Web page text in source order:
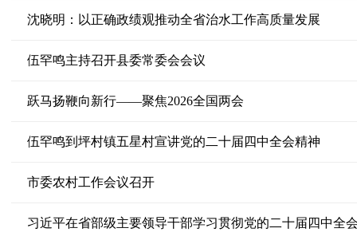
沈晓明：以正确政绩观推动全省治水工作高质量发展
伍罕鸣主持召开县委常委会会议
跃马扬鞭向新行——聚焦2026全国两会
伍罕鸣到坪村镇五星村宣讲党的二十届四中全会精神
市委农村工作会议召开